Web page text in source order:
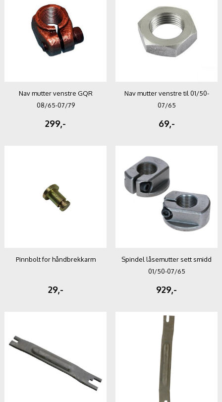
Nav mutter venstre GQR
08/65-07/79
299,-
Nav mutter venstre til 01/50-
07/65
69,-
Pinnbolt for håndbrekkarm
29,-
Spindel låsemutter sett smidd
01/50-07/65
929,-